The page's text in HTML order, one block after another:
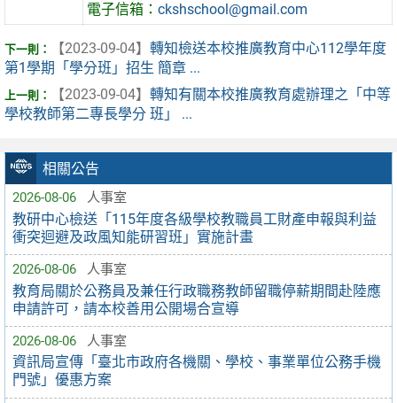
相關公告
2026-08-06 人事室
教研中心檢送「115年度各級學校教職員工財產申報與利益
衝突迴避及政風知能研習班」實施計畫
2026-08-06 人事室
教育局關於公務員及兼任行政職務教師留職停薪期間赴陸應
申請許可，請本校善用公開場合宣導
2026-08-06 人事室
資訊局宣傳「臺北市政府各機關、學校、事業單位公務手機
門號」優惠方案
電子信箱：ckshschool@gmail.com
【2023-09-04】 轉知檢送本校推廣教育中心112學年度
第1學期「學分班」招生 簡章 ...
【2023-09-04】 轉知有關本校推廣教育處辦理之「中等
學校教師第二專長學分 班」 ...